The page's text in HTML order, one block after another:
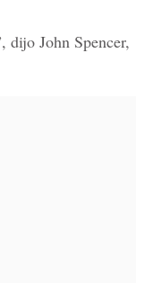
dijo John Spencer,